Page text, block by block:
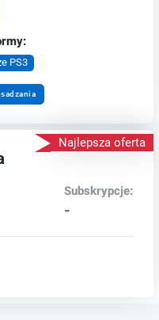
PS3
Najlepsza oferta
Subskrypcje:
-